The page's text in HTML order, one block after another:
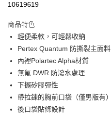
運送方式
全家店到店
每筆NT$80，滿NT$10,000(含以上
付款後全家取貨
每筆NT$80，滿NT$10,000(含以上
7-11店到店
10619619
商品特色
輕便柔軟，可輕鬆收納
Pertex Quantum 防撕裂主面料
內裡Polartec Alpha材質
無氟 DWR 防潑水處理
下擺矽膠彈性
帶拉鍊的胸前口袋（僅男版有）
後口袋貼條設計